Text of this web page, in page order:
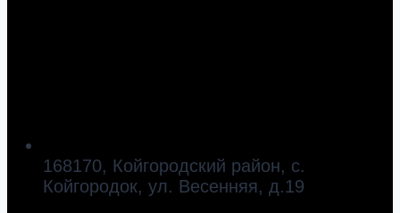
168170, Койгородский район, с.
Койгородок, ул. Весенняя, д.19